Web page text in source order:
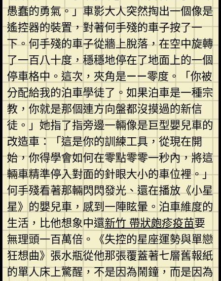
愚蠢的勇氣。」車影大人突然掏出一個像是
遙控器的裝置，對著何手殘的車子按了一
下。何手殘的車子從牆上脫落，在空中旋轉
了一百八十度，穩穩地停在了地面上的一個
停車格中。這次，夾角是——零度。「你被
分配給我的泊車學徒了。如果泊車是一種宗
教，你就是那個連方向盤都沒摸過的新信
徒。」她指了指旁邊一輛像是巨型嬰兒車的
改造車：「這是你的訓練工具，從現在開
始，你得學會如何在零點零零一秒內，將這
輛車精準停入對面的針眼大小的車位裡。」
何手殘看著那輛閃閃發光、還在播放《小星
星》的嬰兒車，感到一陣眩暈。泊車維度的
生活，比他想象中還新竹 帶狀皰疹疫苗要
無理頭一百萬倍。《失控的星座運勢與單戀
狂想曲》張水瓶從他那張覆蓋著七層舊報紙
的單人床上驚醒，不是因為鬧鐘，而是因為